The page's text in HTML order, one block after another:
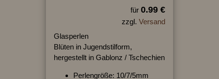
für 0.99 €
zzgl. Versand
Glasperlen
Blüten in Jugendstilform,
hergestellt in Gablonz / Tschechien
Perlengröße: 10/7/5mm